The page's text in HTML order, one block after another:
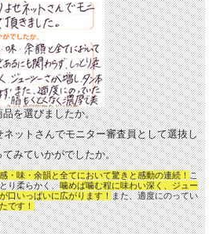
を選びましたか。
ットさんでモニター審査員として選抜し
みていかがでしたか。
・味・余韻と全てにおいて驚きと感動の連続！ こ
り柔らかく、噛めば噛む程に味わい深く、ジュー
口いっぱいに広がります！ また、適度にのってい
です！